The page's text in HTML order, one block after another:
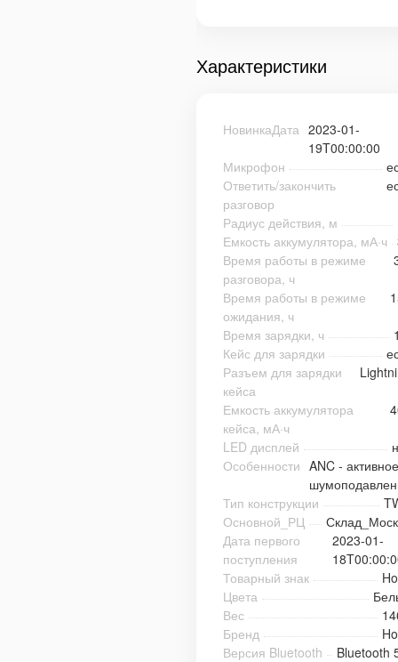
Характеристики
НовинкаДата 2023-01-
19T00:00:00
Микрофон
Ответить/закончить
разговор
Радиус действия, м
Емкость аккумулятора, мА·ч
Время работы в режиме
разговора, ч
Время работы в режиме
ожидания, ч
Время зарядки, ч
Кейс для зарядки
Разъем для зарядки
кейса
Емкость аккумулятора
кейса, мА·ч
LED дисплей
Особенности ANC - активное
Тип конструкции
Основной_РЦ
Дата первого
поступления
2023-01-
Товарный знак
Цвета
Вес
Бренд
Версия Bluetooth
Bluetooth